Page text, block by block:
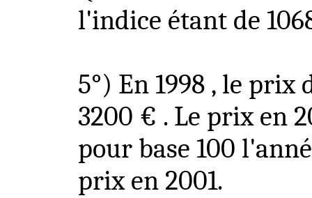
l'indice étant de
5°) En1998 , le prix
3200 € . Le prix en
pour base 100
prix en 2001.